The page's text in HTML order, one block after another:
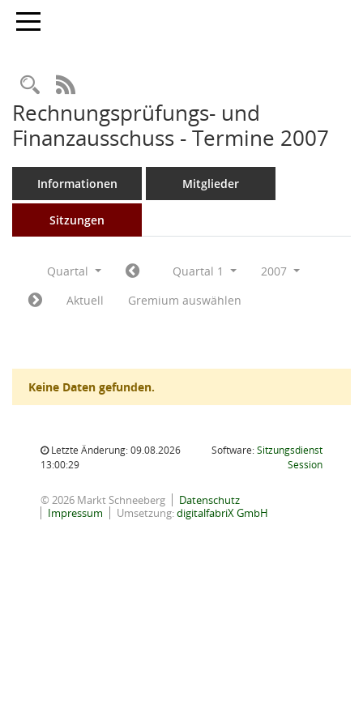
Toggle navigation
Rechercheauswahl
RSS-Feed
Rechnungsprüfungs- und
Finanzausschuss - Termine 2007
Informationen Mitglieder
Sitzungen
Quartal Quartal 1
2007
Aktuell
Gremium auswählen
Keine Daten gefunden.
Letzte Änderung: 09.08.2026
13:00:29
Software:Sitzungsdienst
Session(Wird in
© 2026 Markt Schneeberg
Datenschutz
Impressum
Umsetzung:digitalfabriX GmbH